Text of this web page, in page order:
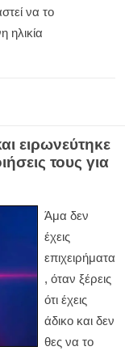
να το
ηλικία
ειρωνεύτηκε
τους για
Άμα δεν
έχεις
επιχειρήματα
, όταν ξέρεις
ότι έχεις
άδικο και δεν
θες να το